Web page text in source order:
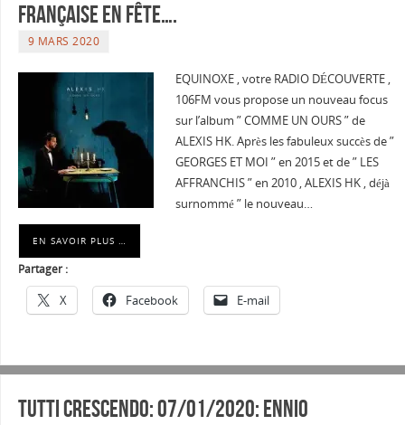
Française en fête….
9 MARS 2020
EQUINOXE , votre RADIO DÉCOUVERTE ,
106FM vous propose un nouveau focus
sur l’album ” COMME UN OURS ” de
ALEXIS HK. Après les fabuleux succès de ”
GEORGES ET MOI ” en 2015 et de ” LES
AFFRANCHIS ” en 2010 , ALEXIS HK , déjà
surnommé ” le nouveau…
EN SAVOIR PLUS …
Partager :
X Facebook E-mail
Tutti Crescendo: 07/01/2020: Ennio